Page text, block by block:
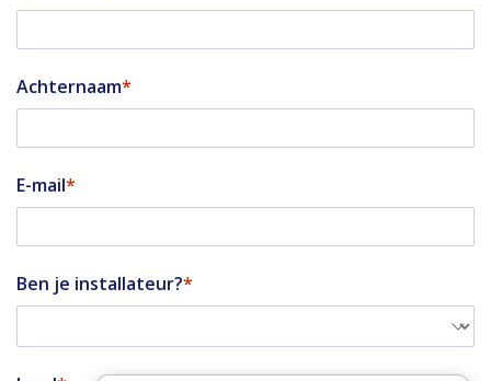
Achternaam
E-mail
Ben je installateur?